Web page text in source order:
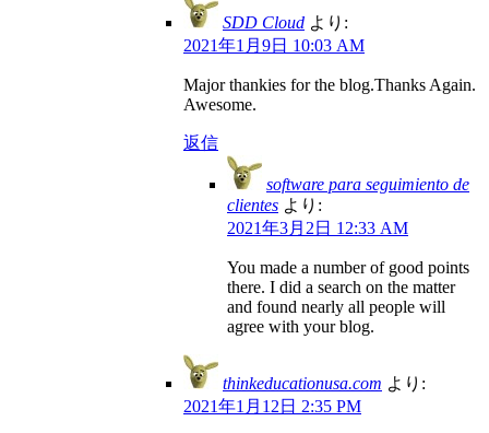
SDD Cloud より:
2021年1月9日 10:03 AM
Major thankies for the blog.Thanks Again.
Awesome.
返信
software para seguimiento de
clientes より:
2021年3月2日 12:33 AM
You made a number of good points
there. I did a search on the matter
and found nearly all people will
agree with your blog.
thinkeducationusa.com より:
2021年1月12日 2:35 PM